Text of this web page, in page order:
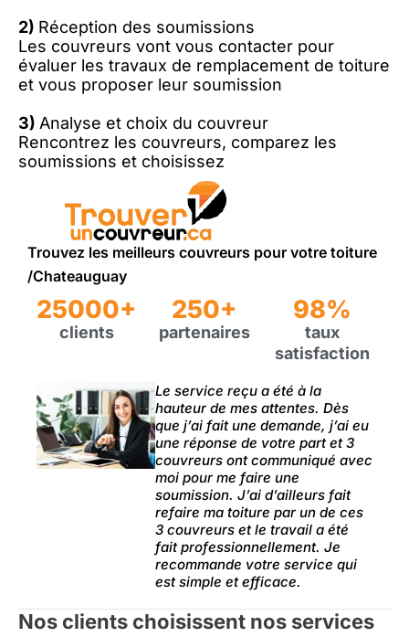
2) Réception des soumissions
Les couvreurs vont vous contacter pour
évaluer les travaux de remplacement de toiture
et vous proposer leur soumission
3) Analyse et choix du couvreur
Rencontrez les couvreurs, comparez les
soumissions et choisissez
Trouvez les meilleurs couvreurs pour votre toiture
/Chateauguay
25000+
clients
250+
partenaires
98%
taux
satisfaction
Le service reçu a été à la
hauteur de mes attentes. Dès
que j’ai fait une demande, j’ai eu
une réponse de votre part et 3
couvreurs ont communiqué avec
moi pour me faire une
soumission. J’ai d’ailleurs fait
refaire ma toiture par un de ces
3 couvreurs et le travail a été
fait professionnellement. Je
recommande votre service qui
est simple et efficace.
Nos clients choisissent nos services